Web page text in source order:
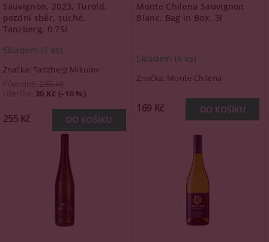
Sauvignon, 2023, Turold,
pozdní sběr, suché,
Tanzberg, 0,75l
Skladem (2 ks)
Značka:Tanzberg Mikulov
Původně:285 Kč
Ušetříte: 30 Kč (–10 %)
255 Kč
Monte Chilena Sauvignon
Blanc, Bag in Box, 3l
Skladem (6 ks)
Značka: Monte Chilena
169 Kč